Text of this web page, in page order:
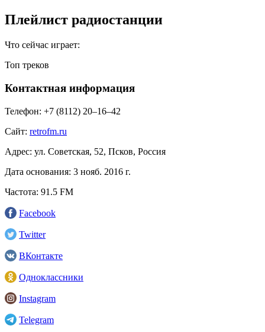
Плейлист радиостанции
Что сейчас играет:
Топ треков
Контактная информация
Телефон: +7 (8112) 20–16–42
Сайт: retrofm.ru
Адрес: ул. Советская, 52, Псков, Россия
Дата основания: 3 нояб. 2016 г.
Частота: 91.5 FM
Facebook
Twitter
ВКонтакте
Одноклассники
Instagram
Telegram